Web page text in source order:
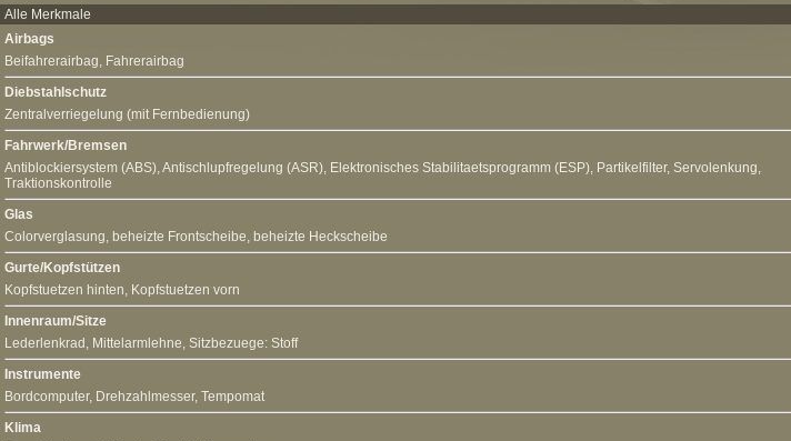
Alle Merkmale
Airbags
Beifahrerairbag, Fahrerairbag
Diebstahlschutz
Zentralverriegelung (mit Fernbedienung)
Fahrwerk/Bremsen
Antiblockiersystem (ABS),Antischlupfregelung (ASR), Elektronisches Stabilitaetsprogramm (ESP), Partikelfilter, Servolenkung,
Traktionskontrolle
Glas
Colorverglasung, beheizte Frontscheibe, beheizte Heckscheibe
Gurte/Kopfstützen
Kopfstuetzen hinten, Kopfstuetzen vorn
Innenraum/Sitze
Lederlenkrad, Mittelarmlehne, Sitzbezuege: Stoff
Instrumente
Bordcomputer, Drehzahlmesser, Tempomat
Klima